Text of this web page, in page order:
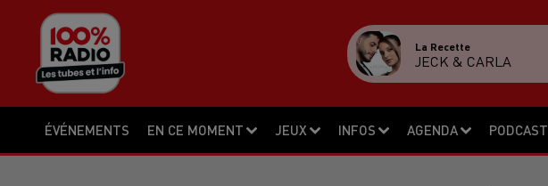
ÉVÉNEMENTS EN CE MOMENT JEUX INFOS AGENDA PODCAST
La Recette
JECK & CARLA